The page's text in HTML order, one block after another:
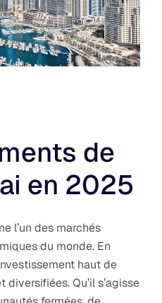
de
en 2025
l’un des marchés
du monde. En
haut de
Qu’il s’agisse